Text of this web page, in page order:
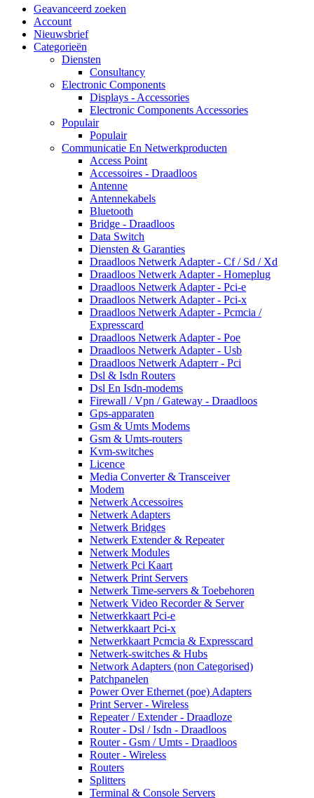
Geavanceerd zoeken
Account
Nieuwsbrief
Categorieën
Diensten
Consultancy
Electronic Components
Displays - Accessories
Electronic Components Accessories
Populair
Populair
Communicatie En Netwerkproducten
Access Point
Accessoires - Draadloos
Antenne
Antennekabels
Bluetooth
Bridge - Draadloos
Data Switch
Diensten & Garanties
Draadloos Netwerk Adapter - Cf / Sd / Xd
Draadloos Netwerk Adapter - Homeplug
Draadloos Netwerk Adapter - Pci-e
Draadloos Netwerk Adapter - Pci-x
Draadloos Netwerk Adapter - Pcmcia /
Expresscard
Draadloos Netwerk Adapter - Poe
Draadloos Netwerk Adapter - Usb
Draadloos Netwerk Adapterr - Pci
Dsl & Isdn Routers
Dsl En Isdn-modems
Firewall / Vpn / Gateway - Draadloos
Gps-apparaten
Gsm & Umts Modems
Gsm & Umts-routers
Kvm-switches
Licence
Media Converter & Transceiver
Modem
Netwerk Accessoires
Netwerk Adapters
Netwerk Bridges
Netwerk Extender & Repeater
Netwerk Modules
Netwerk Pci Kaart
Netwerk Print Servers
Netwerk Time-servers & Toebehoren
Netwerk Video Recorder & Server
Netwerkkaart Pci-e
Netwerkkaart Pci-x
Netwerkkaart Pcmcia & Expresscard
Netwerk-switches & Hubs
Network Adapters (non Categorised)
Patchpanelen
Power Over Ethernet (poe) Adapters
Print Server - Wireless
Repeater / Extender - Draadloze
Router - Dsl / Isdn - Draadloos
Router - Gsm / Umts - Draadloos
Router - Wireless
Routers
Splitters
Terminal & Console Servers